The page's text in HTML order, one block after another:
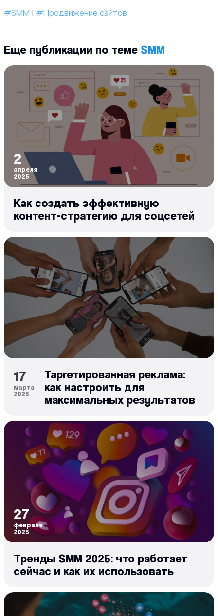
#SMM | #Продвижение сайтов
Еще публикации по теме SMM
2
апреля
2025
Как создать эффективную
контент-стратегию для соцсетей
17
марта
2025
Таргетированная реклама:
как настроить для
максимальных результатов
27
февраля
2025
Тренды SMM 2025: что работает
сейчас и как их использовать